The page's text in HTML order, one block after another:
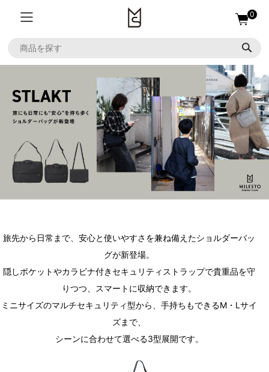
0
旅先から日常まで、安心と使いやすさを兼ね備えたショルダーバッ
グが新登場。
隠しポケットやカラビナ付きセキュリティストラップで貴重品を守
りつつ、スマートに収納できます。
ミニサイズのマルチセキュリティ型から、手持ちもできるM・Lサイ
ズまで、
シーンに合わせて選べる3型展開です。